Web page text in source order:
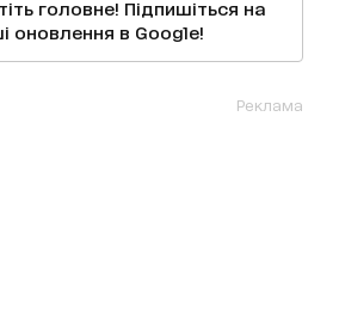
головне! Підпишіться на
оновлення в Google!
Реклама